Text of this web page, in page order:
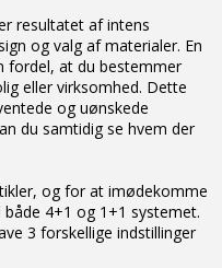
resultatet af intens
og valg af materialer. En
fordel, at du bestemmer
eller virksomhed. Dette
og uønskede
du samtidig se hvem der
og for at imødekomme
4+1 og 1+1 systemet.
3 forskellige indstillinger